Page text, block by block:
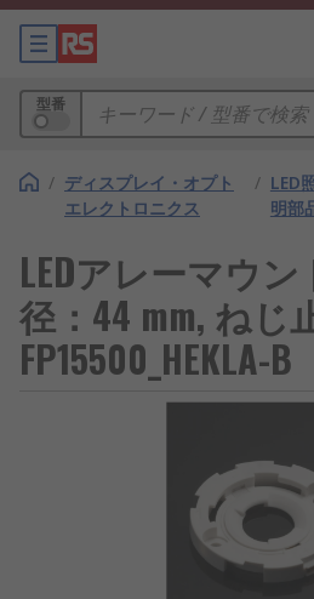
型番
/ ディスプレイ・オプト
エレクトロニクス
/ LED
明部
LEDアレーマウン
径：44 mm, ねじ
FP15500_HEKLA-B